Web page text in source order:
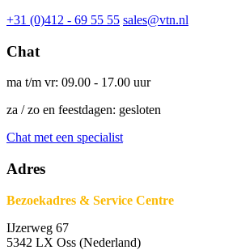
+31 (0)412 - 69 55 55 sales@vtn.nl
Chat
ma t/m vr: 09.00 - 17.00 uur
za / zo en feestdagen: gesloten
Chat met een specialist
Adres
Bezoekadres & Service Centre
IJzerweg 67
5342 LX Oss (Nederland)